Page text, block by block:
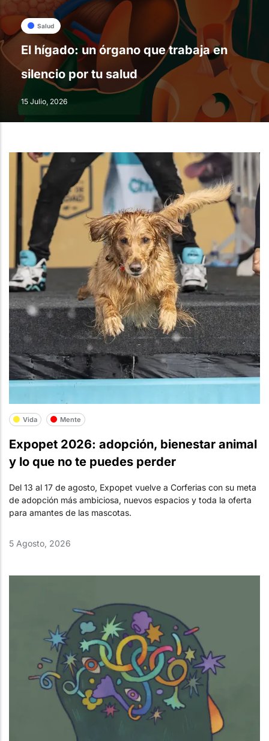
Salud
El hígado: un órgano que trabaja en
silencio por tu salud
15 Julio, 2026
Vida Mente
Expopet 2026: adopción, bienestar animal
y lo que no te puedes perder
Del 13 al 17 de agosto, Expopet vuelve a Corferias con su meta
de adopción más ambiciosa, nuevos espacios y toda la oferta
para amantes de las mascotas.
5 Agosto, 2026